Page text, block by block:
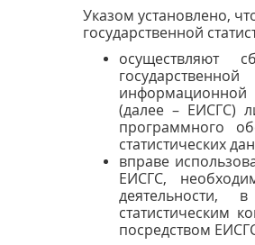
Указом установлено,
государственной
осуществляют
информационной
(далее – ЕИСГС)
программного
статистических
вправе
ЕИСГС,
статистическим
посредством